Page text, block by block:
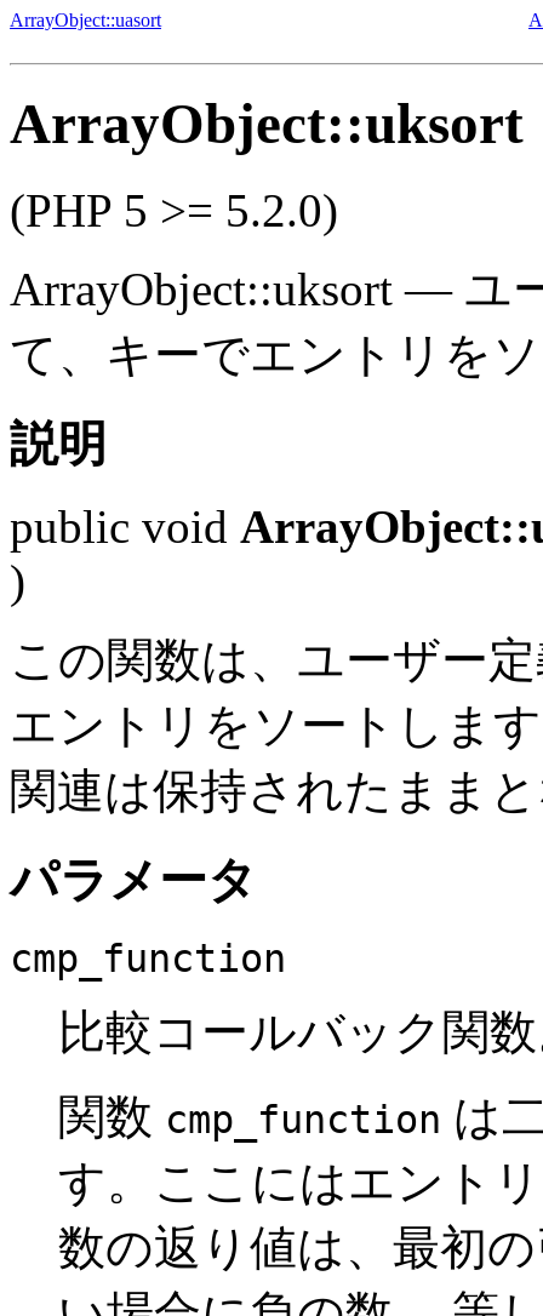
ArrayObject::uasort
ArrayObject::uksort
(PHP 5 >= 5.2.0)
ArrayObject::uksort — ユ
て、キーでエントリを
説明
public void
)
この関数は、ユーザー
エントリをソートしま
関連は保持されたまま
パラメータ
cmp_function
比較コールバック関
関数 cmp_function は
す。ここにはエント
数の返り値は、最初